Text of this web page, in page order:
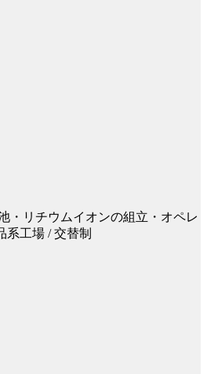
・リチウムイオンの組立・オペレ
系工場 / 交替制